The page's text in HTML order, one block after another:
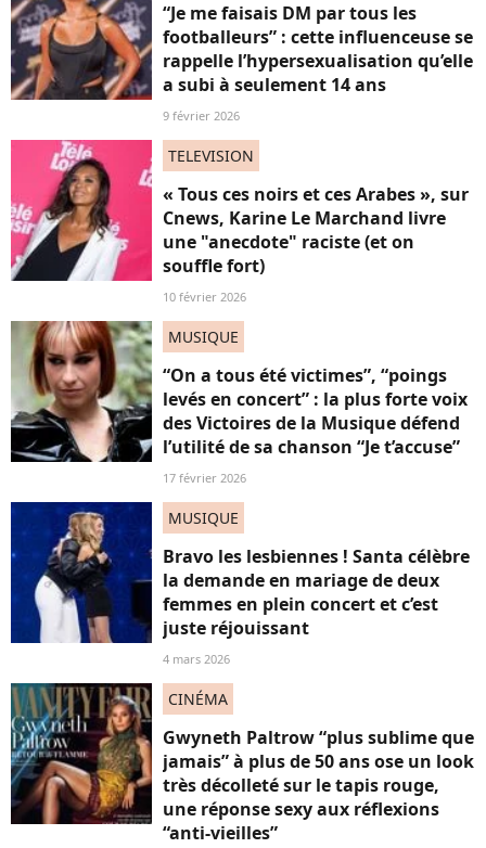
“Je me faisais DM par tous les
footballeurs” : cette influenceuse se
rappelle l’hypersexualisation qu’elle
a subi à seulement 14 ans
9 février 2026
TELEVISION
« Tous ces noirs et ces Arabes », sur
Cnews, Karine Le Marchand livre
une "anecdote" raciste (et on
souffle fort)
10 février 2026
MUSIQUE
“On a tous été victimes”, “poings
levés en concert” : la plus forte voix
des Victoires de la Musique défend
l’utilité de sa chanson “Je t’accuse”
17 février 2026
MUSIQUE
Bravo les lesbiennes ! Santa célèbre
la demande en mariage de deux
femmes en plein concert et c’est
juste réjouissant
4 mars 2026
CINÉMA
Gwyneth Paltrow “plus sublime que
jamais” à plus de 50 ans ose un look
très décolleté sur le tapis rouge,
une réponse sexy aux réflexions
“anti-vieilles”